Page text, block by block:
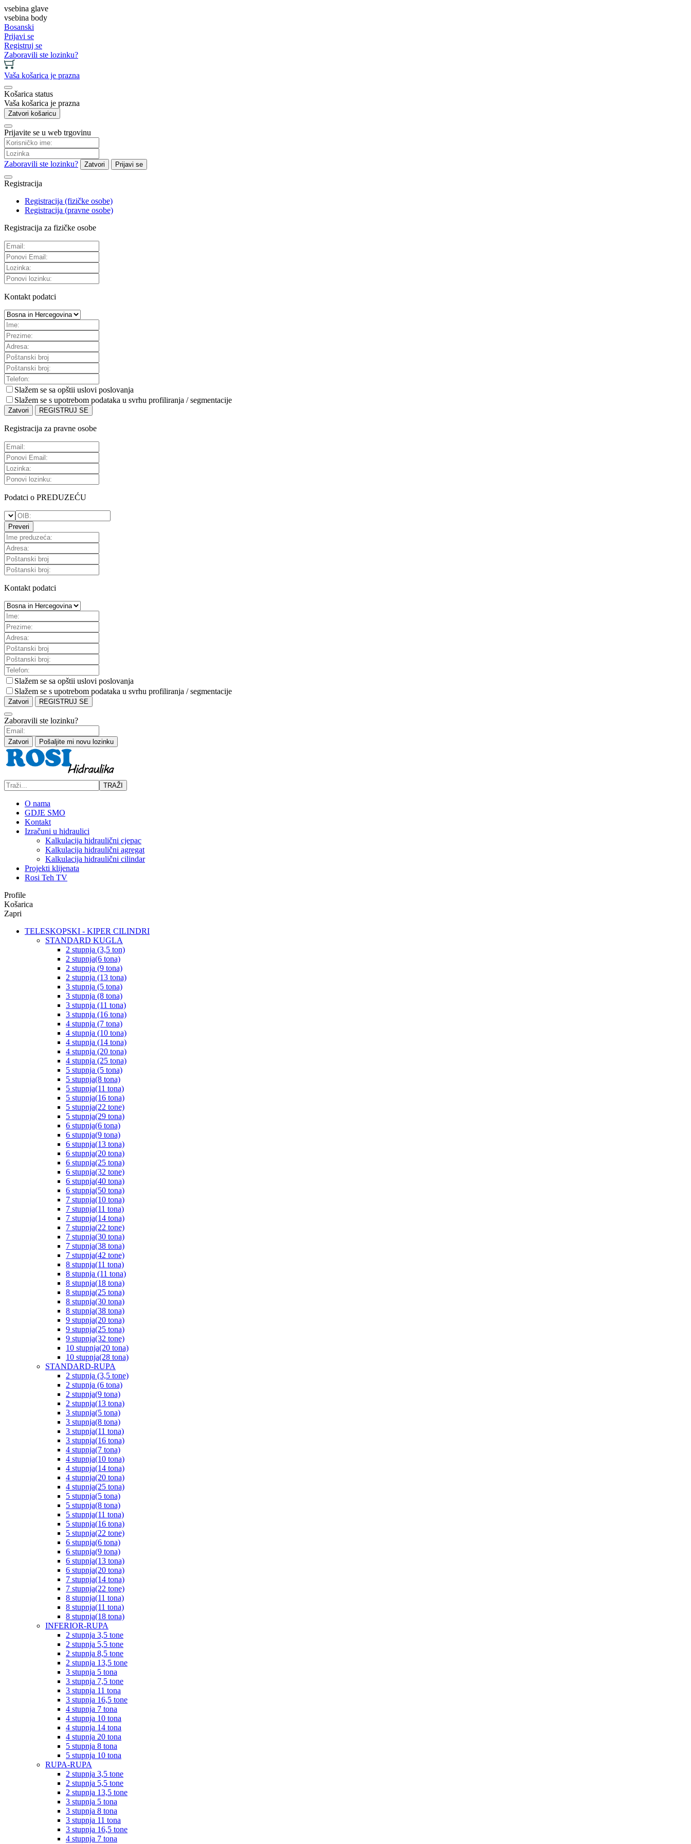
vsebina glave
vsebina body
Bosanski
Prijavi se
Registruj se
Zaboravili ste lozinku?
Vaša košarica je prazna
Košarica status
Vaša košarica je prazna
Zatvori košaricu
Prijavite se u web trgovinu
Zaboravili ste lozinku? Zatvori Prijavi se
Registracija
Registracija (fizičke osobe)
Registracija (pravne osobe)
Registracija za fizičke osobe
Kontakt podatci
Slažem se sa opštii uslovi poslovanja
Slažem se s upotrebom podataka u svrhu profiliranja / segmentacije
Zatvori REGISTRUJ SE
Registracija za pravne osobe
Podatci o PREDUZEĆU
Preveri
Kontakt podatci
Slažem se sa opštii uslovi poslovanja
Slažem se s upotrebom podataka u svrhu profiliranja / segmentacije
Zatvori REGISTRUJ SE
Zaboravili ste lozinku?
Zatvori Pošaljite mi novu lozinku
TRAŽI
O nama
GDJE SMO
Kontakt
Izračuni u hidraulici
Kalkulacija hidraulični cjepac
Kalkulacija hidraulični agregat
Kalkulacija hidraulični cilindar
Projekti klijenata
Rosi Teh TV
Profile
Košarica
Zapri
TELESKOPSKI - KIPER CILINDRI
STANDARD KUGLA
2 stupnja (3,5 ton)
2 stupnja(6 tona)
2 stupnja (9 tona)
2 stupnja (13 tona)
3 stupnja (5 tona)
3 stupnja (8 tona)
3 stupnja (11 tona)
3 stupnja (16 tona)
4 stupnja (7 tona)
4 stupnja (10 tona)
4 stupnja (14 tona)
4 stupnja (20 tona)
4 stupnja (25 tona)
5 stupnja (5 tona)
5 stupnja(8 tona)
5 stupnja(11 tona)
5 stupnja(16 tona)
5 stupnja(22 tone)
5 stupnja(29 tona)
6 stupnja(6 tona)
6 stupnja(9 tona)
6 stupnja(13 tona)
6 stupnja(20 tona)
6 stupnja(25 tona)
6 stupnja(32 tone)
6 stupnja(40 tona)
6 stupnja(50 tona)
7 stupnja(10 tona)
7 stupnja(11 tona)
7 stupnja(14 tona)
7 stupnja(22 tone)
7 stupnja(30 tona)
7 stupnja(38 tona)
7 stupnja(42 tone)
8 stupnja(11 tona)
8 stupnja (11 tona)
8 stupnja(18 tona)
8 stupnja(25 tona)
8 stupnja(30 tona)
8 stupnja(38 tona)
9 stupnja(20 tona)
9 stupnja(25 tona)
9 stupnja(32 tone)
10 stupnja(20 tona)
10 stupnja(28 tona)
STANDARD-RUPA
2 stupnja (3,5 tone)
2 stupnja (6 tona)
2 stupnja(9 tona)
2 stupnja(13 tona)
3 stupnja(5 tona)
3 stupnja(8 tona)
3 stupnja(11 tona)
3 stupnja(16 tona)
4 stupnja(7 tona)
4 stupnja(10 tona)
4 stupnja(14 tona)
4 stupnja(20 tona)
4 stupnja(25 tona)
5 stupnja(5 tona)
5 stupnja(8 tona)
5 stupnja(11 tona)
5 stupnja(16 tona)
5 stupnja(22 tone)
6 stupnja(6 tona)
6 stupnja(9 tona)
6 stupnja(13 tona)
6 stupnja(20 tona)
7 stupnja(14 tona)
7 stupnja(22 tone)
8 stupnja(11 tona)
8 stupnja(11 tona)
8 stupnja(18 tona)
INFERIOR-RUPA
2 stupnja 3,5 tone
2 stupnja 5,5 tone
2 stupnja 8,5 tone
2 stupnja 13,5 tone
3 stupnja 5 tona
3 stupnja 7,5 tone
3 stupnja 11 tona
3 stupnja 16,5 tone
4 stupnja 7 tona
4 stupnja 10 tona
4 stupnja 14 tona
4 stupnja 20 tona
5 stupnja 8 tona
5 stupnja 10 tona
RUPA-RUPA
2 stupnja 3,5 tone
2 stupnja 5,5 tone
2 stupnja 13,5 tone
3 stupnja 5 tona
3 stupnja 8 tona
3 stupnja 11 tona
3 stupnja 16,5 tone
4 stupnja 7 tona